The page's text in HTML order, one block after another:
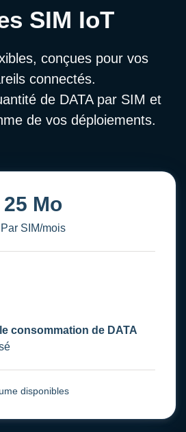
SIM IoT
conçues pour vos
connectés.
de DATA par SIM et
de vos déploiements.
25 Mo
Par SIM/mois
consommation de DATA
disponibles